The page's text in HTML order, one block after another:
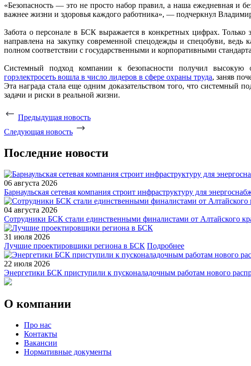
«Безопасность — это не просто набор правил, а наша ежедневная и
важнее жизни и здоровья каждого работника», — подчеркнул
Забота о персонале в БСК выражается в конкретных цифрах. Только
направлена на закупку современной спецодежды и спецобуви, ведь
полном соответствии с государственными и корпоративными
Системный подход компании к безопасности получил высокую
горэлектросеть вошла в число лидеров в сфере охраны труда, заняв
Эта награда стала еще одним доказательством того, что системный
задачи и риски в реальной жизни.
Предыдущая новость
Следующая новость
Последние новости
06 августа 2026
Барнаульская сетевая компания строит инфраструктуру для
04 августа 2026
Сотрудники БСК стали единственными финалистами от Алтайского
31 июля 2026
Лучшие проектировщики региона в БСК Подробнее
22 июля 2026
Энергетики БСК приступили к пусконаладочным работам нового
О компании
Про нас
Контакты
Вакансии
Нормативные документы